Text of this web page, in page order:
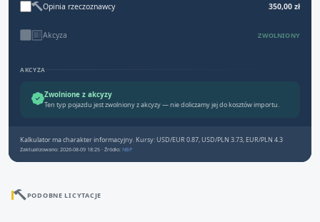
Opinia rzeczoznawcy 350,00 zł
Akcyza ZWOLNIONY
AKCYZA
Zwolnione z akcyzy
Ten typ pojazdu jest zwolniony z akcyzy — nie doliczamy jej do kosztów importu.
Kalkulator ma charakter informacyjny. Kursy: USD/EUR 0.87, USD/PLN 3.73, EUR/PLN 4.3
Zaktualizowano: 2026-08-09 18:25 · Źródło: NBP
PODOBNE LICYTACJE